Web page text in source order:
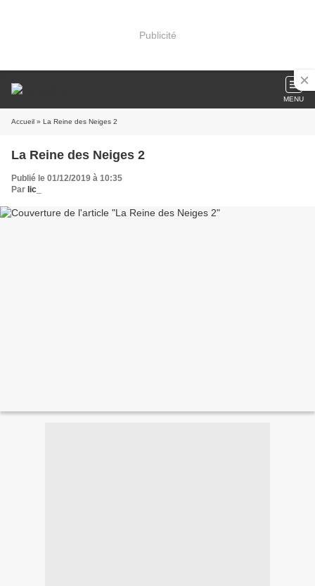
Publicité
MENU
Accueil » La Reine des Neiges 2
La Reine des Neiges 2
Publié le 01/12/2019 à 10:35
Par lic_